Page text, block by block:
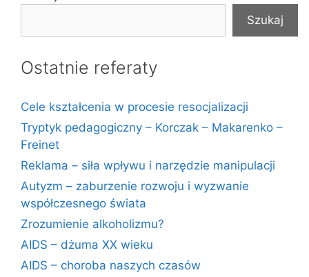
Szukaj
Ostatnie referaty
Cele kształcenia w procesie resocjalizacji
Tryptyk pedagogiczny – Korczak – Makarenko –
Freinet
Reklama – siła wpływu i narzędzie manipulacji
Autyzm – zaburzenie rozwoju i wyzwanie
współczesnego świata
Zrozumienie alkoholizmu?
AIDS – dżuma XX wieku
AIDS – choroba naszych czasów